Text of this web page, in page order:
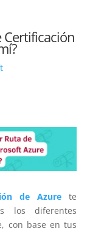
Certificación
de Azure te
los diferentes
con base en tus